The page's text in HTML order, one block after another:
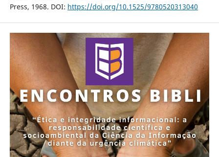
Press, 1968. DOI: https://doi.org/10.1525/9780520313040